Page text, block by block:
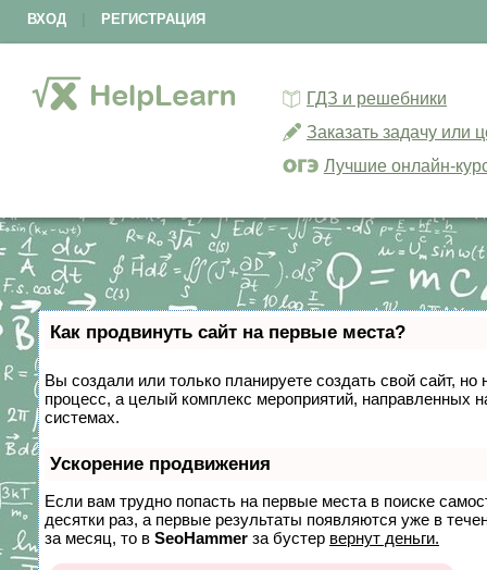
ВХОД РЕГИСТРАЦИЯ
ГДЗ и решебники
Заказать задачу или
Лучшие онлайн-
Как продвинуть сайт на первые места?
Вы создали или только планируете создать свой сайт,
процесс, а целый комплекс мероприятий, направленных
системах.
Ускорение продвижения
Если вам трудно попасть на первые места в поиске
десятки раз, а первые результаты появляются уже в
за месяц, то в SeoHammer за бустер вернут деньги.